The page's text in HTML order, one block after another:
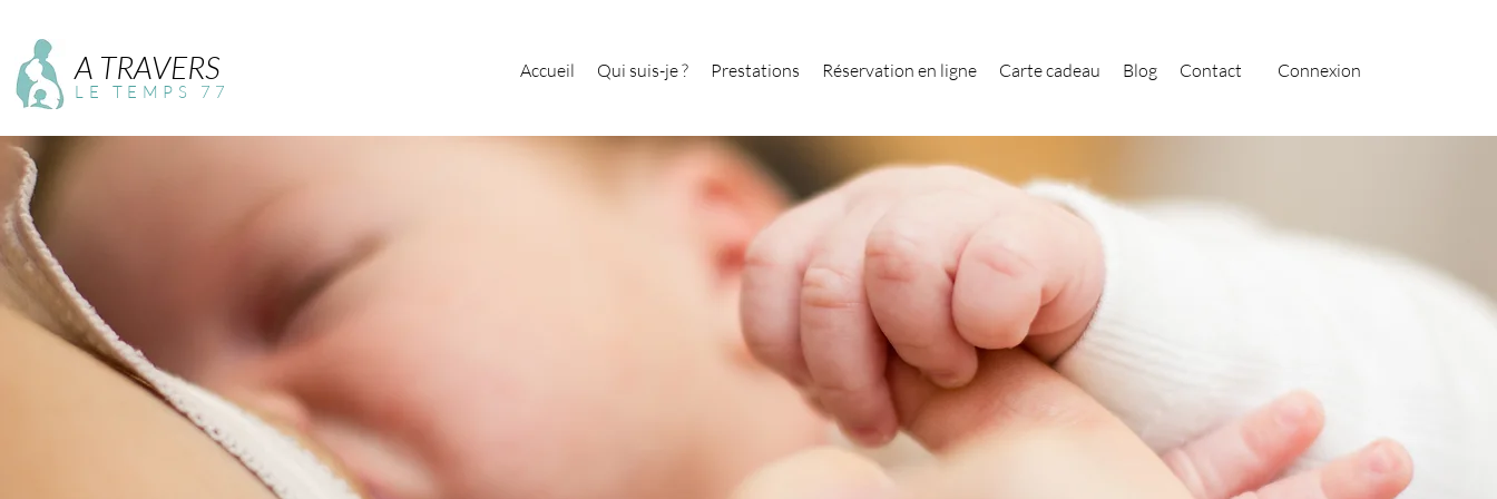
LE TEMPS 77
A TRAVERS Accueil Qui suis-je ? Prestations Réservation en ligne Carte cadeau Blog Contact Connexion